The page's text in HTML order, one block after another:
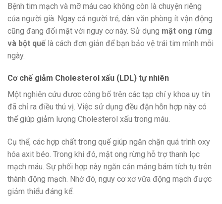
Bệnh tim mạch và mỡ máu cao không còn là chuyện riêng
của người già. Ngay cả người trẻ, dân văn phòng ít vận động
cũng đang đối mặt với nguy cơ này. Sử dụng mật ong rừng
và bột quếlà cách đơn giản để bạn bảo vệ trái tim mình mỗi
ngày.
Cơ chế giảm Cholesterol xấu (LDL) tự nhiên
Một nghiên cứu được công bố trên các tạp chí y khoa uy tín
đã chỉ ra điều thú vị. Việc sử dụng đều đặn hỗn hợp này có
thể giúp giảm lượng Cholesterol xấu trong máu.
Cụ thể, các hợp chất trong quế giúp ngăn chặn quá trình oxy
hóa axit béo. Trong khi đó, mật ong rừng hỗ trợ thanh lọc
mạch máu. Sự phối hợp này ngăn cản mảng bám tích tụ trên
thành động mạch. Nhờ đó, nguy cơ xơ vữa động mạch được
giảm thiểu đáng kể.